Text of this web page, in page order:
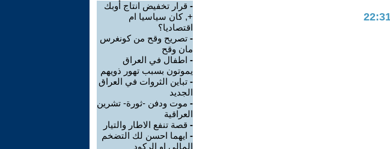
- قرار تخفيض انتاج أوبك
+, كان سياسيا ام
اقتصاديا؟
- تصريح وقح من كونغرس
مان وقح
- اطفال في العراق
يموتون بسبب تهور ذويهم
- تباين الثروات في العراق
الجديد
- موت ودفن -ثورة- تشرين
العراقية
- قصة تنفع الاطار والتيار
- ايهما احسن لك التضخم
المالي او الركود